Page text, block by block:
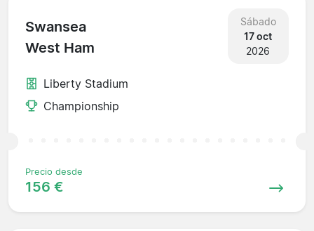
Swansea
West Ham
Sábado
17 oct
2026
Liberty Stadium
Championship
Precio desde
156 €